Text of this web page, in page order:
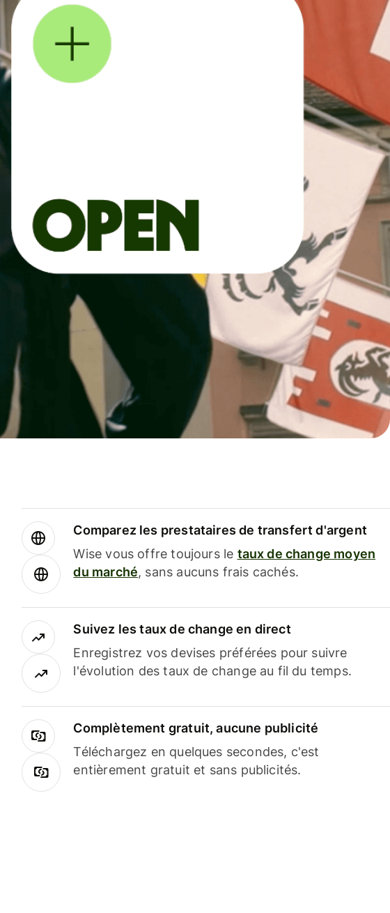
Comparez les prestataires de transfert d'argent
Wise vous offre toujours le taux de change moyen
du marché, sans aucuns frais cachés.
Suivez les taux de change en direct
Enregistrez vos devises préférées pour suivre
l'évolution des taux de change au fil du temps.
Complètement gratuit, aucune publicité
Téléchargez en quelques secondes, c'est
entièrement gratuit et sans publicités.